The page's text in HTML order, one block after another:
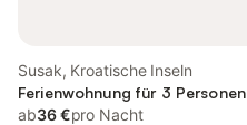
Susak, Kroatische Inseln
Ferienwohnung für 3 Personen
ab36 €pro Nacht